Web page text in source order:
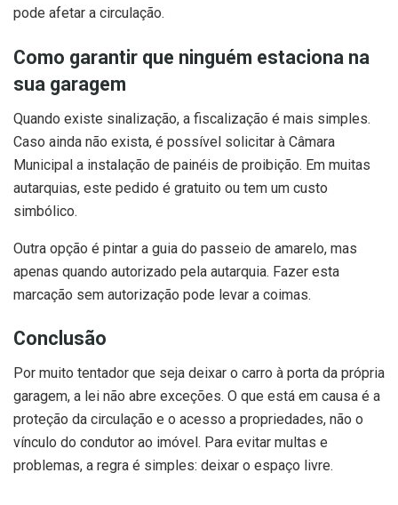
pode afetar a circulação.
Como garantir que ninguém estaciona na
sua garagem
Quando existe sinalização, a fiscalização é mais simples.
Caso ainda não exista, é possível solicitar à Câmara
Municipal a instalação de painéis de proibição. Em muitas
autarquias, este pedido é gratuito ou tem um custo
simbólico.
Outra opção é pintar a guia do passeio de amarelo, mas
apenas quando autorizado pela autarquia. Fazer esta
marcação sem autorização pode levar a coimas.
Conclusão
Por muito tentador que seja deixar o carro à porta da própria
garagem, a lei não abre exceções. O que está em causa é a
proteção da circulação e o acesso a propriedades, não o
vínculo do condutor ao imóvel. Para evitar multas e
problemas, a regra é simples: deixar o espaço livre.